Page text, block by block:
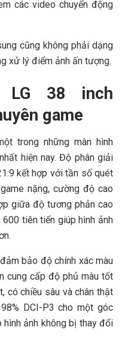
các video chuyển động
cũng không phải dạng
xử lý điểm ảnh ấn tượng.
LG 38 inch
game
trong những màn hình
hiện nay. Độ phân giải
kết hợp với tần số quét
nặng, cường độ cao
giữa độ tương phản cao
tiên tiến giúp hình ảnh
bảo độ chính xác màu
cung cấp độ phủ màu tốt
có chiều sâu và chân thật
DCI-P3 cho một góc
hình ảnh không bị thay đổi